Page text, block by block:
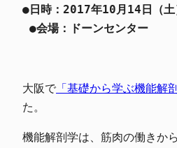
●日時：2017年10月14日（
●会場：ドーンセンター
大阪で 「基礎から学ぶ機能解
た。
機能解剖学は、筋肉の働きか